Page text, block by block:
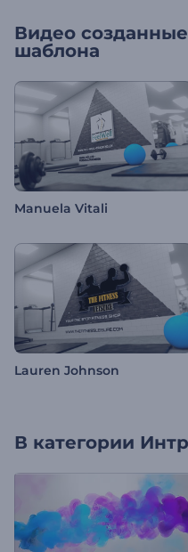
Видео
шаблона
Manuela Vitali
Lauren Johnson
В категории